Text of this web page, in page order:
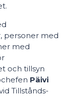
personer med
med
och tillsyn
Päivi
Tillstånds-